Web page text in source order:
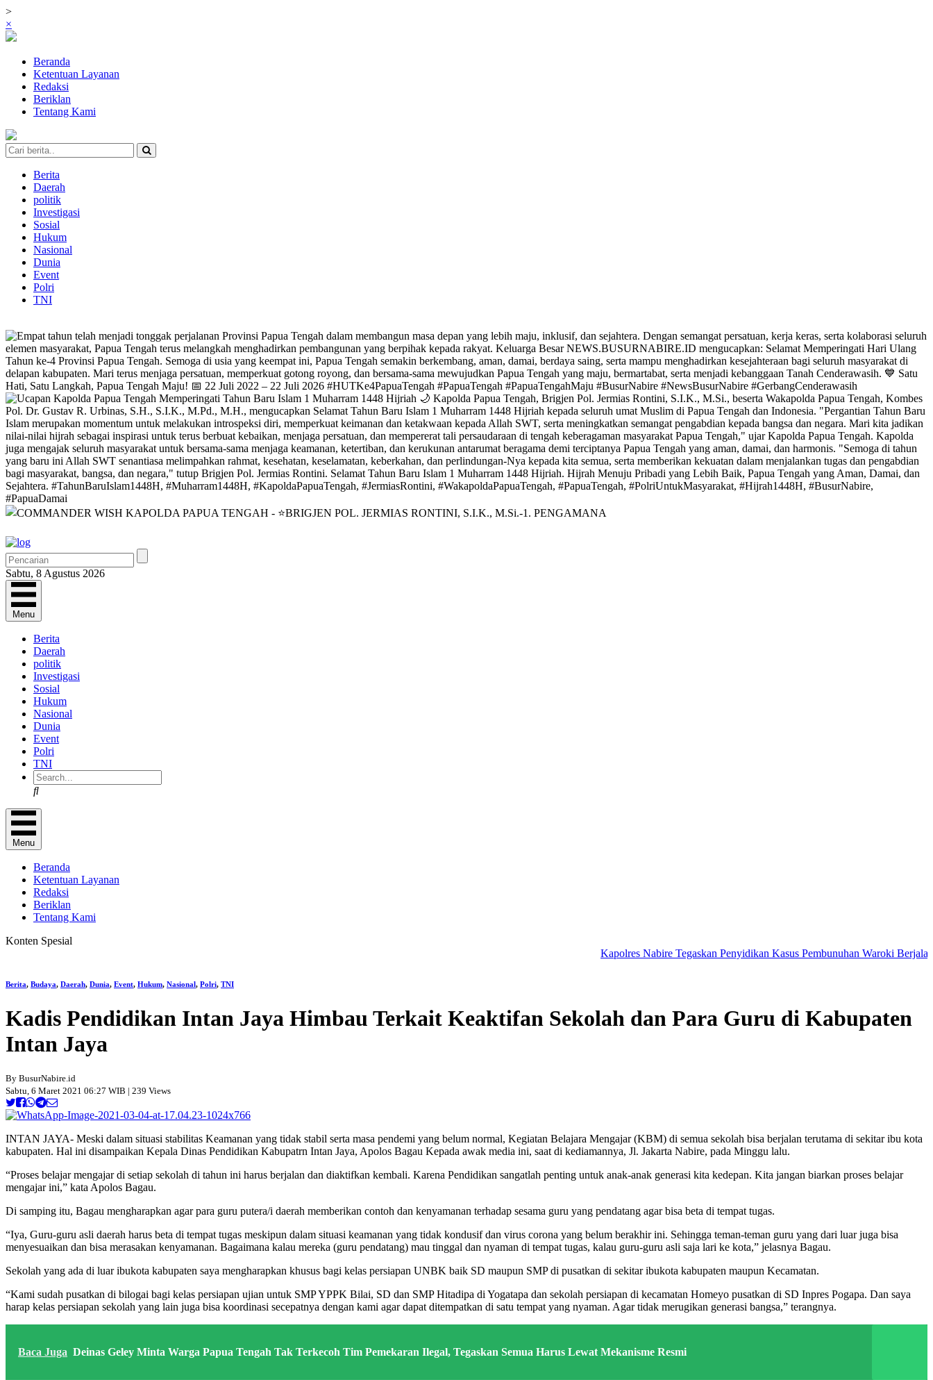
>
×
Beranda
Ketentuan Layanan
Redaksi
Beriklan
Tentang Kami
Berita
Daerah
politik
Investigasi
Sosial
Hukum
Nasional
Dunia
Event
Polri
TNI
Sabtu, 8 Agustus 2026
Menu
Berita
Daerah
politik
Investigasi
Sosial
Hukum
Nasional
Dunia
Event
Polri
TNI
Search
Menu
Beranda
Ketentuan Layanan
Redaksi
Beriklan
Tentang Kami
Konten Spesial
Kapolres Nabire Tegaskan Penyidikan Kasus Pembunuhan Waroki Berjalan
Berita, Budaya, Daerah, Dunia, Event, Hukum, Nasional, Polri, TNI
Kadis Pendidikan Intan Jaya Himbau Terkait Keaktifan Sekolah dan Para Guru di Kabupaten
Intan Jaya
By BusurNabire.id
Sabtu, 6 Maret 2021 06:27 WIB | 239 Views
INTAN JAYA- Meski dalam situasi stabilitas Keamanan yang tidak stabil serta masa pendemi yang belum normal, Kegiatan Belajara Mengajar (KBM) di semua sekolah bisa berjalan terutama di sekitar ibu kota
kabupaten. Hal ini disampaikan Kepala Dinas Pendidikan Kabupatrn Intan Jaya, Apolos Bagau Kepada awak media ini, saat di kediamannya, Jl. Jakarta Nabire, pada Minggu lalu.
“Proses belajar mengajar di setiap sekolah di tahun ini harus berjalan dan diaktifkan kembali. Karena Pendidikan sangatlah penting untuk anak-anak generasi kita kedepan. Kita jangan biarkan proses belajar
mengajar ini,” kata Apolos Bagau.
Di samping itu, Bagau mengharapkan agar para guru putera/i daerah memberikan contoh dan kenyamanan terhadap sesama guru yang pendatang agar bisa beta di tempat tugas.
“Iya, Guru-guru asli daerah harus beta di tempat tugas meskipun dalam situasi keamanan yang tidak kondusif dan virus corona yang belum berakhir ini. Sehingga teman-teman guru yang dari luar juga bisa
menyesuaikan dan bisa merasakan kenyamanan. Bagaimana kalau mereka (guru pendatang) mau tinggal dan nyaman di tempat tugas, kalau guru-guru asli saja lari ke kota,” jelasnya Bagau.
Sekolah yang ada di luar ibukota kabupaten saya mengharapkan khusus bagi kelas persiapan UNBK baik SD maupun SMP di pusatkan di sekitar ibukota kabupaten maupun Kecamatan.
“Kami sudah pusatkan di bilogai bagi kelas persiapan ujian untuk SMP YPPK Bilai, SD dan SMP Hitadipa di Yogatapa dan sekolah persiapan di kecamatan Homeyo pusatkan di SD Inpres Pogapa. Dan saya
harap kelas persiapan sekolah yang lain juga bisa koordinasi secepatnya dengan kami agar dapat ditempatkan di satu tempat yang nyaman. Agar tidak merugikan generasi bangsa,” terangnya.
Baca Juga Deinas Geley Minta Warga Papua Tengah Tak Terkecoh Tim Pemekaran Ilegal, Tegaskan Semua Harus Lewat Mekanisme Resmi